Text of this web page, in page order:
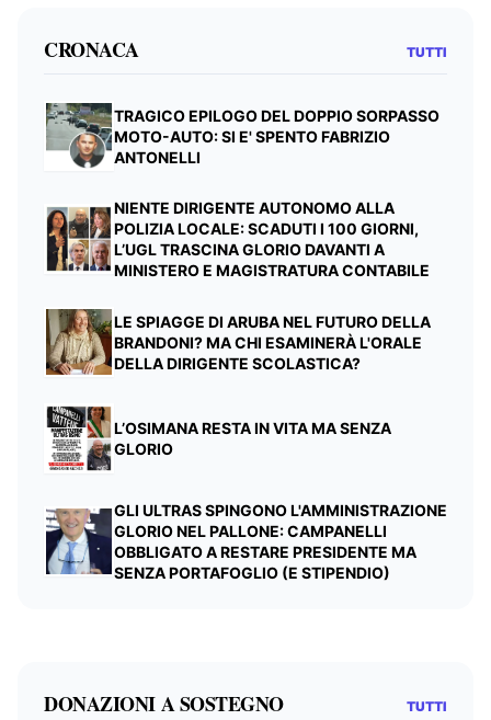
CRONACA TUTTI
TRAGICO EPILOGO DEL DOPPIO SORPASSO
MOTO-AUTO: SI E' SPENTO FABRIZIO
ANTONELLI
NIENTE DIRIGENTE AUTONOMO ALLA
POLIZIA LOCALE: SCADUTI I 100 GIORNI,
L’UGL TRASCINA GLORIO DAVANTI A
MINISTERO E MAGISTRATURA CONTABILE
LE SPIAGGE DI ARUBA NEL FUTURO DELLA
BRANDONI? MA CHI ESAMINERÀ L'ORALE
DELLA DIRIGENTE SCOLASTICA?
L’OSIMANA RESTA IN VITA MA SENZA
GLORIO
GLI ULTRAS SPINGONO L'AMMINISTRAZIONE
GLORIO NEL PALLONE: CAMPANELLI
OBBLIGATO A RESTARE PRESIDENTE MA
SENZA PORTAFOGLIO (E STIPENDIO)
DONAZIONI A SOSTEGNO TUTTI